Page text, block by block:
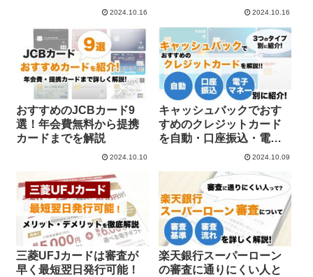
2024.10.16
クレジットカード8選2024.10.16
おすすめのJCBカード9
選！年会費無料から提携
カードまでを解説
2024.10.10
キャッシュバックでおす
すめのクレジットカード
を自動・口座振込・電子
マネー別に徹底解説2024.10.09
三菱UFJカードは審査が
早く最短翌日発行可能！
楽天銀行スーパーローン
の審査に通りにくい人と